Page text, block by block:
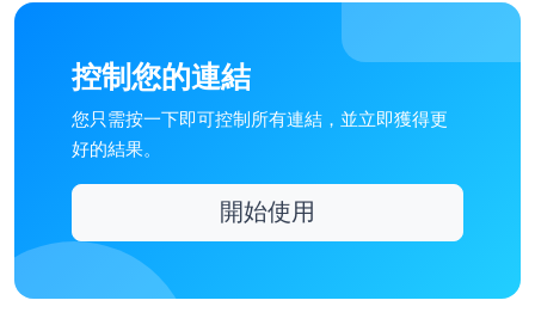
控制您的連結
您只需按一下即可控制所有連結，並立即獲得更
好的結果。
開始使用